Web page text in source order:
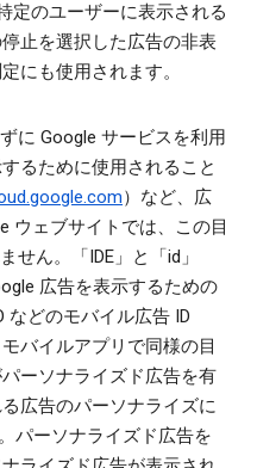
定のユーザーに表示される
止を選択した広告の非表
にも使用されます。
に Google サービスを利用
るために使用されること
）など、広
ウェブサイトでは、この目
せん。「IDE」と「id」
広告を表示するための
などのモバイル広告 ID
バイルアプリで同様の目
ーソナライズド広告を有
広告のパーソナライズに
パーソナライズド広告を